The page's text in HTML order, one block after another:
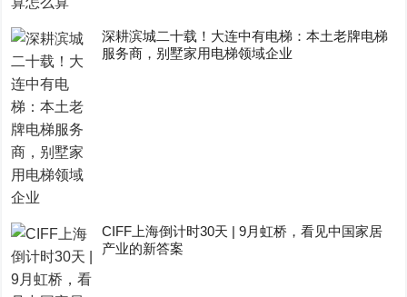
深耕滨城二十载！大连中有电梯：本土老牌电梯
服务商，别墅家用电梯领域企业
CIFF上海倒计时30天 | 9月虹桥，看见中国家居
产业的新答案